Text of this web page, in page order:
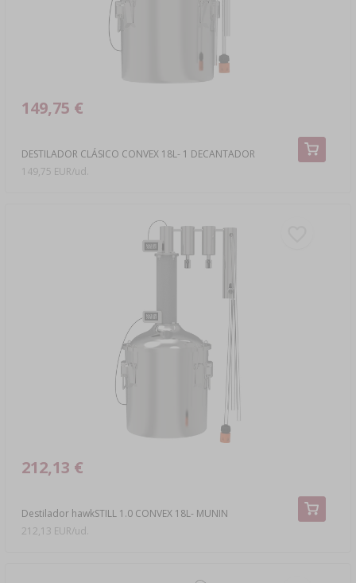
DESTILADOR CLÁSICO CONVEX 18L- 1 DECANTADOR
149,75 €
149,75 EUR/ud.
Destilador hawkSTILL 1.0 CONVEX 18L- MUNIN
212,13 €
212,13 EUR/ud.